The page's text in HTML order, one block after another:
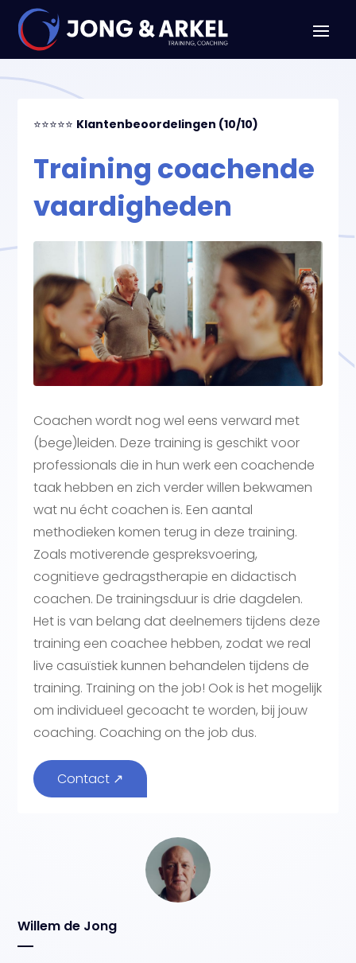
⭐⭐⭐⭐⭐ Klantenbeoordelingen (10/10)
Training coachende
vaardigheden
Coachen wordt nog wel eens verward met
(bege)leiden. Deze training is geschikt voor
professionals die in hun werk een coachende
taak hebben en zich verder willen bekwamen
wat nu écht coachen is. Een aantal
methodieken komen terug in deze training.
Zoals motiverende gespreksvoering,
cognitieve gedragstherapie en didactisch
coachen. De trainingsduur is drie dagdelen.
Het is van belang dat deelnemers tijdens deze
training een coachee hebben, zodat we real
live casuïstiek kunnen behandelen tijdens de
training. Training on the job! Ook is het mogelijk
om individueel gecoacht te worden, bij jouw
coaching. Coaching on the job dus.
Contact ↗
Willem de Jong